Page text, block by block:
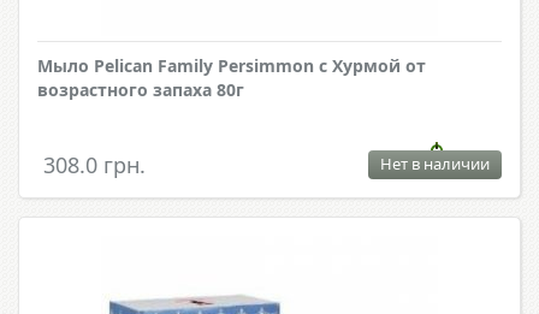
Мыло Pelican Family Persimmon с Хурмой от
возрастного запаха 80г
308.0 грн. Нет в наличии